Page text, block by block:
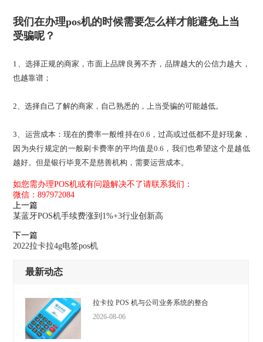
我们在办理pos机的时候需要怎么样才能避免上当
受骗呢？
1、选择正规的商家，市面上品牌良莠不齐，品牌越大的公信力越大，
也越靠谱；
2、选择自己了解的商家，自己熟悉的，上当受骗的可能越低。
3、运营成本：现在的费率一般维持在0.6，过高或过低都不是好现象，
因为央行规定的一般刷卡费率的平均值是0.6，我们也希望这个是越低
越好。但是银行毕竟不是慈善机构，需要运营成本。
如您需办理POS机或有问题解决不了请联系我们：
微信：897972084
上一篇
某蓝牙POS机手续费涨到1%+3行业创新高
下一篇
2022拉卡拉4g电签pos机
最新动态
拉卡拉 POS 机与公司业务系统的整合
2026-08-06